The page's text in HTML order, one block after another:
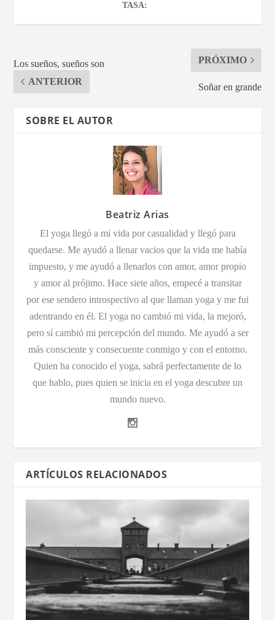
TASA:
Los sueños, sueños son
ANTERIOR
PRÓXIMO
Soñar en grande
SOBRE EL AUTOR
Beatriz Arias
El yoga llegó a mi vida por casualidad y llegó para
quedarse. Me ayudó a llenar vacios que la vida me había
impuesto, y me ayudó a llenarlos con amor, amor propio
y amor al prójimo. Hace siete años, empecé a transitar
por ese sendero introspectivo al que llaman yoga y me fui
adentrando en él. El yoga no cambió mi vida, la mejoró,
pero sí cambió mi percepción del mundo. Me ayudó a ser
más consciente y consecuente conmigo y con el entorno.
Quien ha conocido el yoga, sabrá perfectamente de lo
que hablo, pues quien se inicia en el yoga descubre un
mundo nuevo.
ARTÍCULOS RELACIONADOS